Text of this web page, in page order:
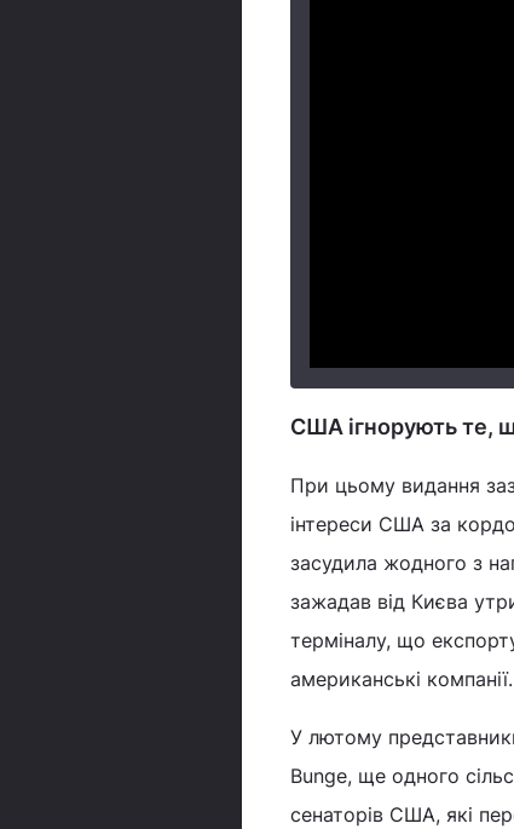
США ігнорують те,
При цьому видання
інтереси США за
засудила жодного з
зажадав від Києва
терміналу, що
американські компанії.
У лютому
Bunge, ще одного
сенаторів США, які